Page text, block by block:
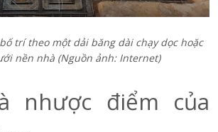
trí theo một dải băng dài chạy dọc hoặc
nền nhà (Nguồn ảnh: Internet)
nhược điểm của